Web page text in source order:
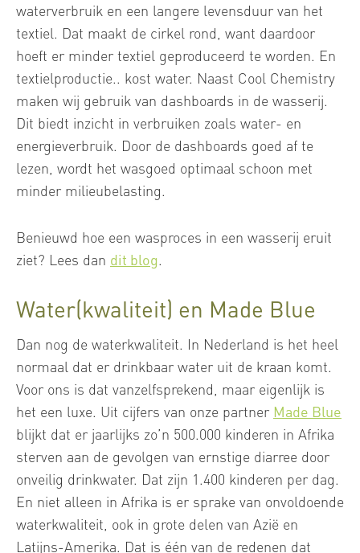
waterverbruik en een langere levensduur van het
textiel. Dat maakt de cirkel rond, want daardoor
hoeft er minder textiel geproduceerd te worden. En
textielproductie.. kost water. Naast Cool Chemistry
maken wij gebruik van dashboards in de wasserij.
Dit biedt inzicht in verbruiken zoals water- en
energieverbruik. Door de dashboards goed af te
lezen, wordt het wasgoed optimaal schoon met
minder milieubelasting.
Benieuwd hoe een wasproces in een wasserij eruit
ziet? Lees dan dit blog.
Water(kwaliteit) en Made Blue
Dan nog de waterkwaliteit. In Nederland is het heel
normaal dat er drinkbaar water uit de kraan komt.
Voor ons is dat vanzelfsprekend, maar eigenlijk is
het een luxe. Uit cijfers van onze partner Made Blue
blijkt dat er jaarlijks zo’n 500.000 kinderen in Afrika
sterven aan de gevolgen van ernstige diarree door
onveilig drinkwater. Dat zijn 1.400 kinderen per dag.
En niet alleen in Afrika is er sprake van onvoldoende
waterkwaliteit, ook in grote delen van Azië en
Latijns-Amerika. Dat is één van de redenen dat